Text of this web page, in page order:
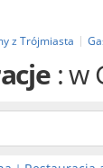
z Trójmiasta
: w